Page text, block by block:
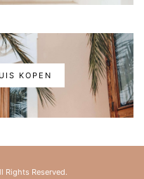
KOPEN
Rights Reserved.